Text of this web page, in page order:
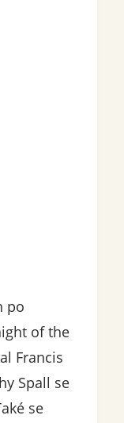
po
of the
Francis
Spall se
se